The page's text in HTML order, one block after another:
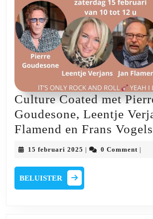
Culture Coated met
Goudesone, Leentje
Flamend en Frans Vogels
15 februari 2025 15
2025
| 0 Comment |
BELUISTER